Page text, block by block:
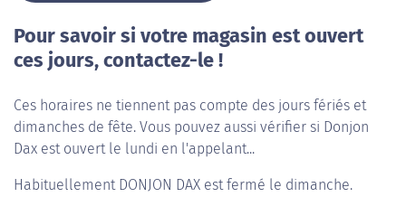
Pour savoir si votre magasin est ouvert
ces jours, contactez-le !
Ces horaires ne tiennent pas compte des jours fériés et
dimanches de fête. Vous pouvez aussi vérifier si Donjon
Dax est ouvert le lundi en l'appelant...
Habituellement DONJON DAX est fermé le dimanche.